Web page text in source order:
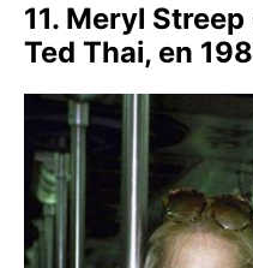
11. Meryl
Ted Thai, en